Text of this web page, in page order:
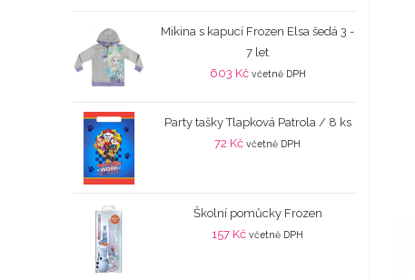
Mikina s kapucí Frozen Elsa šedá 3 -
7 let
603 Kč včetně DPH
Party tašky Tlapková Patrola / 8 ks
72 Kč včetně DPH
Školní pomůcky Frozen
157 Kč včetně DPH